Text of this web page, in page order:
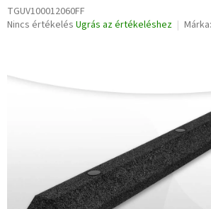
TGUV100012060FF
A
5-
Nincs értékelés Ugrás az értékeléshez Márka: